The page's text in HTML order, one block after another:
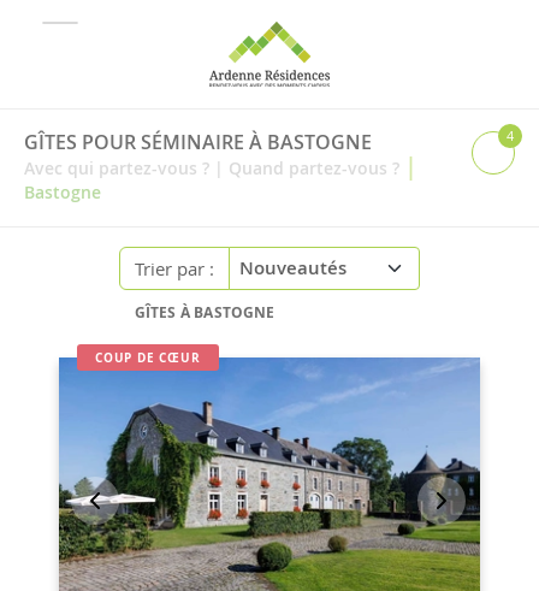
GÎTES POUR SÉMINAIRE À BASTOGNE
Avec qui partez-vous ? | Quand partez-vous ? |
Bastogne
4
Trier par :
GÎTES À BASTOGNE